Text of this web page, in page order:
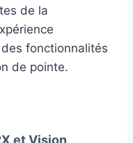
de la
fonctionnalités
de pointe.
et Vision